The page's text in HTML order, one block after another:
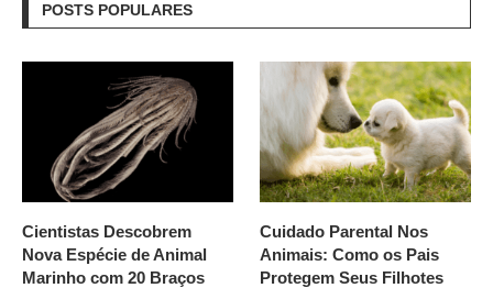
POSTS POPULARES
Cientistas Descobrem
Nova Espécie de Animal
Marinho com 20 Braços
Cuidado Parental Nos
Animais: Como os Pais
Protegem Seus Filhotes